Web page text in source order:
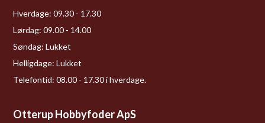
Hverdage: 09.30 - 17.30
Lørdag: 09.00 - 14.00
Søndag: Lukket
Helligdage: Lukket
Telefontid: 08.00 - 17.30 i hverdage.
Otterup Hobbyfoder ApS